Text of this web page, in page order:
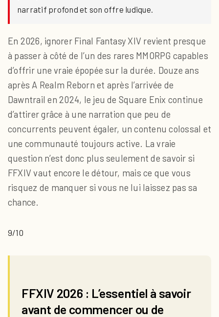
narratif profond et son offre ludique.
En 2026, ignorer Final Fantasy XIV revient presque
à passer à côté de l’un des rares MMORPG capables
d’offrir une vraie épopée sur la durée. Douze ans
après A Realm Reborn et après l’arrivée de
Dawntrail en 2024, le jeu de Square Enix continue
d’attirer grâce à une narration que peu de
concurrents peuvent égaler, un contenu colossal et
une communauté toujours active. La vraie
question n’est donc plus seulement de savoir si
FFXIV vaut encore le détour, mais ce que vous
risquez de manquer si vous ne lui laissez pas sa
chance.
9/10
FFXIV 2026 : L’essentiel à savoir
avant de commencer ou de